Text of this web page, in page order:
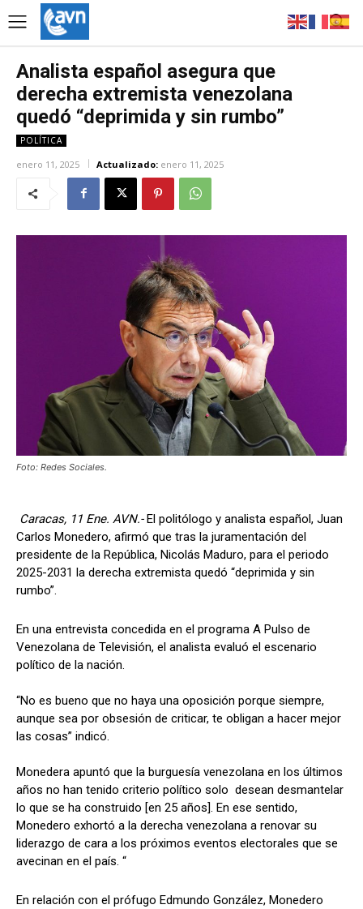
Analista español asegura que
derecha extremista venezolana
quedó “deprimida y sin rumbo”
POLÍTICA
enero 11, 2025 Actualizado: enero 11, 2025
Foto: Redes Sociales.
Caracas, 11 Ene. AVN.-El politólogo y analista español, Juan
Carlos Monedero, afirmó que tras la juramentación del
presidente de la República, Nicolás Maduro, para el periodo
2025-2031 la derecha extremista quedó “deprimida y sin
rumbo”.
En una entrevista concedida en el programa A Pulso de
Venezolana de Televisión, el analista evaluó el escenario
político de la nación.
“No es bueno que no haya una oposición porque siempre,
aunque sea por obsesión de criticar, te obligan a hacer mejor
las cosas” indicó.
Monedera apuntó que la burguesía venezolana en los últimos
años no han tenido criterio político solo desean desmantelar
lo que se ha construido [en 25 años]. En ese sentido,
Monedero exhortó a la derecha venezolana a renovar su
liderazgo de cara a los próximos eventos electorales que se
avecinan en el país. “
En relación con el prófugo Edmundo González, Monedero